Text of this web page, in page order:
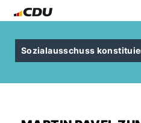
Sozialausschuss